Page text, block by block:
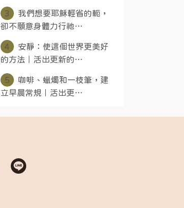
3
我們想要耶穌輕省的軛，
卻不願意身體力行祂⋯
4
安靜：使這個世界更美好
的方法｜活出更新的⋯
5
咖啡、蠟燭和一枝筆，建
立早晨常規｜活出更⋯